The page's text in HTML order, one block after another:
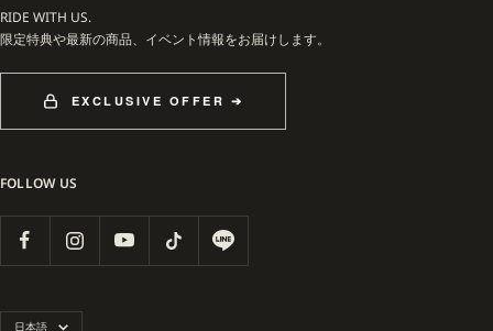
ップやコンテストだけでなく、映像作品やSNSを通じて世界中に広がり、ブランド
の存在感をさらに強固なものにしています。
を兼ね備えた現代スケートシーンの象徴的存在として、今後もグローバルなカルチ
ャーを牽引していくブランドです。
RIDE WITH US.
限定特典や最新の商品、イベント情報をお届けします。
EXCLUSIVE OFFER ➔
FOLLOW US
日本語